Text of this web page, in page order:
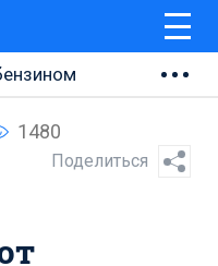
1480
Поделиться